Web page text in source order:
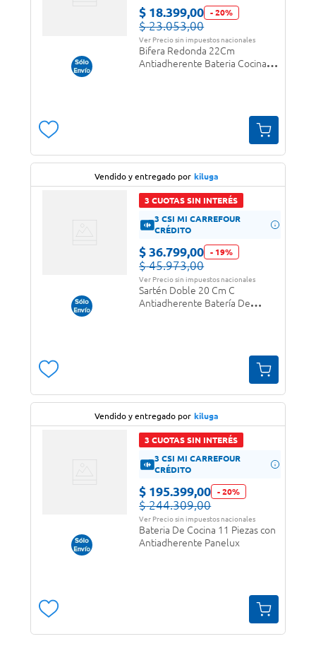
$ 18.399,00 -20%
$ 23.053,00
Ver Precio sin impuestos nacionales
Bifera Redonda 22Cm
Antiadherente Bateria Cocina
Vendido y entregado por kiluga
3 CUOTAS SIN INTERÉS
3 CSI MI CARREFOUR
CRÉDITO
$ 36.799,00 - 19%
$ 45.973,00
Ver Precio sin impuestos nacionales
Sartén Doble 20 Cm C
Antiadherente Batería De
Vendido y entregado por kiluga
3 CUOTAS SIN INTERÉS
3 CSI MI CARREFOUR
CRÉDITO
$ 195.399,00 -20%
$ 244.309,00
Ver Precio sin impuestos nacionales
Bateria De Cocina 11 Piezas con
Antiadherente Panelux